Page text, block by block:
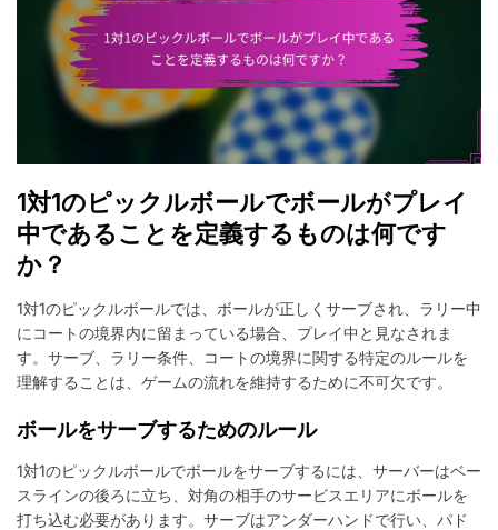
1対1のピックルボールでボールがプレイ
中であることを定義するものは何です
か？
1対1のピックルボールでは、ボールが正しくサーブされ、ラリー中
にコートの境界内に留まっている場合、プレイ中と見なされま
す。サーブ、ラリー条件、コートの境界に関する特定のルールを
理解することは、ゲームの流れを維持するために不可欠です。
ボールをサーブするためのルール
1対1のピックルボールでボールをサーブするには、サーバーはベー
スラインの後ろに立ち、対角の相手のサービスエリアにボールを
打ち込む必要があります。サーブはアンダーハンドで行い、パド